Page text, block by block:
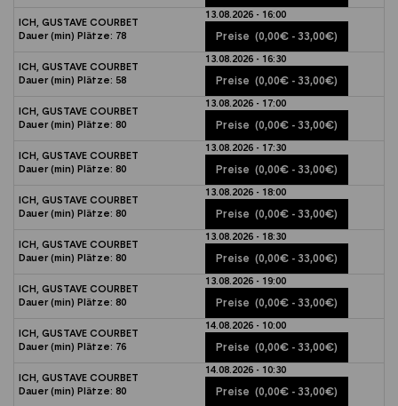
ICH, GUSTAVE COURBET
Dauer (min) Plätze: 78
13.08.2026 - 16:00
Preise (0,00€ - 33,00€)
ICH, GUSTAVE COURBET
Dauer (min) Plätze: 58
13.08.2026 - 16:30
Preise (0,00€ - 33,00€)
ICH, GUSTAVE COURBET
Dauer (min) Plätze: 80
13.08.2026 - 17:00
Preise (0,00€ - 33,00€)
ICH, GUSTAVE COURBET
Dauer (min) Plätze: 80
13.08.2026 - 17:30
Preise (0,00€ - 33,00€)
ICH, GUSTAVE COURBET
Dauer (min) Plätze: 80
13.08.2026 - 18:00
Preise (0,00€ - 33,00€)
ICH, GUSTAVE COURBET
Dauer (min) Plätze: 80
13.08.2026 - 18:30
Preise (0,00€ - 33,00€)
ICH, GUSTAVE COURBET
Dauer (min) Plätze: 80
13.08.2026 - 19:00
Preise (0,00€ - 33,00€)
ICH, GUSTAVE COURBET
Dauer (min) Plätze: 76
14.08.2026 - 10:00
Preise (0,00€ - 33,00€)
ICH, GUSTAVE COURBET
Dauer (min) Plätze: 80
14.08.2026 - 10:30
Preise (0,00€ - 33,00€)